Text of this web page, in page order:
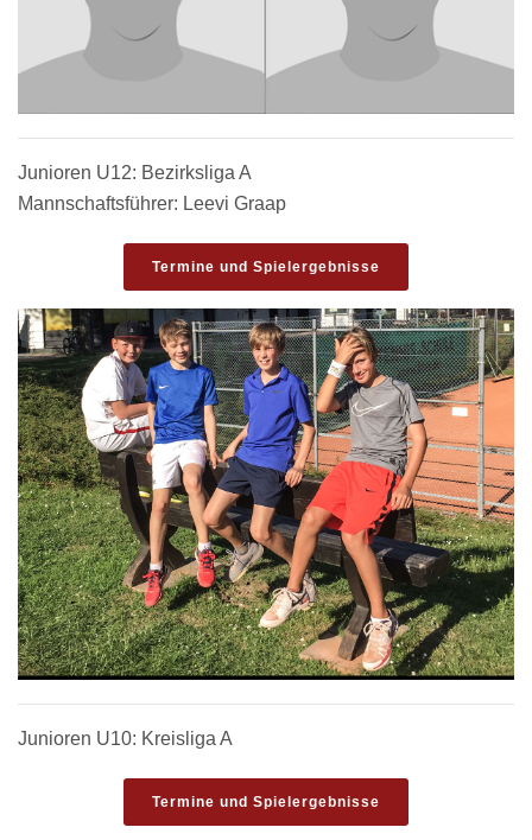
Junioren U12: Bezirksliga A
Mannschaftsführer: Leevi Graap
Termine und Spielergebnisse
Junioren U10: Kreisliga A
Termine und Spielergebnisse